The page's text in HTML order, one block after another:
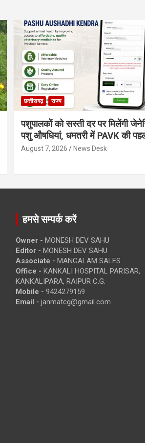
छत्तीसगढ़ राज्य
पशुपालकों को सस्ती दर पर मिलेंगी
पशु औषधियां, धमतरी में PAVK की
August 7, 2026 News Desk
हमसे सम्पर्क करें
Owner - MONESH DEV SAHU
Editor - MONESH DEV SAHU
Associate - MANGALAM SALES
Office - KANKALI HOSPITAL PARISAR,
KANKALIPARA, RAIPUR C.G.
Mobile - 9424279159
Email - janmatcg@gmail.com